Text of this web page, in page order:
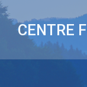
Aller
au
contenuCENTRE